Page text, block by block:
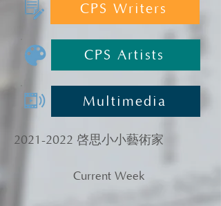
CPS Writers
CPS Artists
Multimedia
2021-2022 啓思小小藝術家
Current Week